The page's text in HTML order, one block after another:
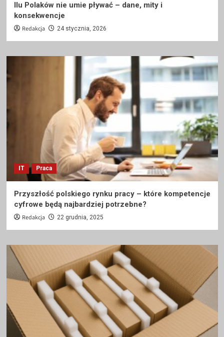
Ilu Polaków nie umie pływać – dane, mity i
konsekwencje
Redakcja 24 stycznia, 2026
IT Praca
Przyszłość polskiego rynku pracy – które kompetencje
cyfrowe będą najbardziej potrzebne?
Redakcja 22 grudnia, 2025